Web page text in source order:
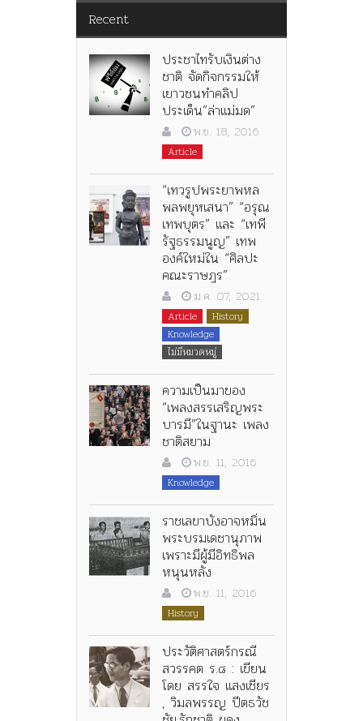
Recent
ประชาไทรับเงินต่าง
ชาติ จัดกิจกรรมให้
เยาวชนทำคลิป
ประเด็น”ล่าแม่มด”
พ.ย. 18, 2016
Article
“เทวรูปพระยาพหล
พลพยุหเสนา” “อรุณ
เทพบุตร” และ “เทพี
รัฐธรรมนูญ” เทพ
องค์ใหม่ใน “ศิลปะ
คณะราษฎร”
ม.ค. 07, 2021
Article
History
Knowledge
ไม่มีหมวดหมู่
ความเป็นมาของ
“เพลงสรรเสริญพระ
บารมี”ในฐานะ เพลง
ชาติสยาม
พ.ย. 11, 2016
Knowledge
ราชเลขาบังอาจหมิ่น
พระบรมเดชานุภาพ
เพราะมีผู้มีอิทธิพล
หนุนหลัง
พ.ย. 11, 2016
History
ประวัติศาสตร์กรณี
สวรรคต ร.๘ : เขียน
โดย สรรใจ แสงเชียร
, วิมลพรรญ ปีตธวัช